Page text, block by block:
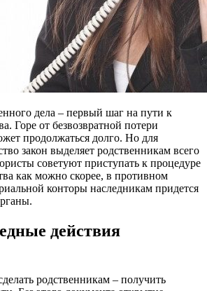
дела – первый шаг на пути к
Горе от безвозвратной потери
продолжаться долго. Но для
закон выделяет родственникам всего
советуют приступать к процедуре
как можно скорее, в противном
конторы наследникам придется
действия
родственникам – получить